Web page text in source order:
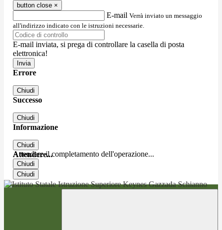
button close ×
E-mail Verrà inviato un messaggio
all'indirizzo indicato con le istruzioni necessarie.
E-mail inviata, si prega di controllare la casella di posta
elettronica!
Errore
Chiudi
Successo
Chiudi
Informazione
Chiudi
Attendere...
Attendere il completamento dell'operazione...
Chiudi
Chiudi